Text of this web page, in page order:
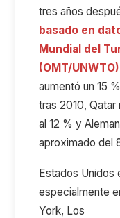
tres años
basado en
Mundial del
(OMT/UNWTO)
aumentó un 15
tras 2010,
al 12 % y
aproximado del
Estados Unidos
especialmente
York, Los